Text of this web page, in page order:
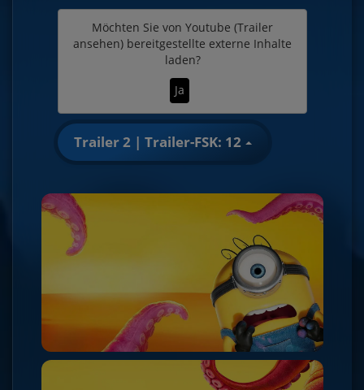
Möchten Sie von Youtube (Trailer
ansehen) bereitgestellte externe Inhalte
laden?
Ja
Trailer 2 | Trailer-FSK: 12